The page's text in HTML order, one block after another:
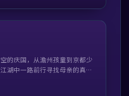
50:59
的庆国，从澹州孩童到京都少
湖中一路前行寻找母亲的真